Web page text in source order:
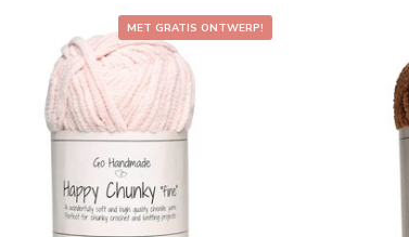
MET GRATIS ONTWERP!